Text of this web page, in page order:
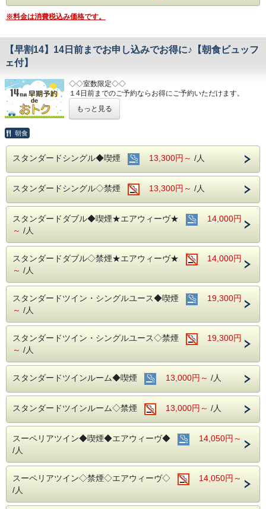
※料金は消費税込み価格です。
【早割14】14日前までお申し込みでお得に♪【朝食ビュッフ
ェ付】
◇◇室数限定◇◇
１4日前までのご予約ならお得にご予約いただけます。
☆先のご予定がお決まりのお客様には断然オトク☆
会が多い場所を
当ホテルの客室は窓が開放出来る為、簡単に空気を入れ替
える事が可能です。
清掃時は常に換気をして新鮮な空気に入れ替えておりま
す。
～ ビジネス・旅行に最高のロケーション ～
名鉄名古屋駅のすぐ上！！
中部国際空港まで最速２８分（名鉄名古屋駅から乗車可能）
～ ご朝食 ～
名古屋めしも楽しめる和洋折衷のバイキングをご用意してお
営業時間：７：００～１０：００ （最終入場 ９：３０）
もっと見る
朝食
スタンダードシングル◆喫煙 13,300円～ /人
スタンダードシングル◇禁煙 13,300円～ /人
スタンダードダブル◆喫煙★エアウィーヴ★
14,000円
～ /人
スタンダードダブル◇禁煙★エアウィーヴ★
14,000円
～ /人
スタンダードツイン・シングルユース◆喫煙
19,300円
～ /人
スタンダードツイン・シングルユース◇禁煙
19,300円
～ /人
スタンダードツインルーム◆喫煙 13,000円～ /人
スタンダードツインルーム◇禁煙 13,000円～ /人
スーペリアツイン◆喫煙◆エアウィーヴ◆
14,050円～
/人
スーペリアツイン◇禁煙◇エアウィーヴ◇
14,050円～
/人